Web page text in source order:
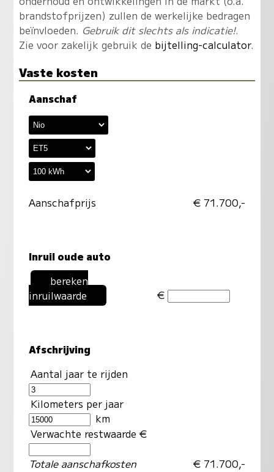
brandstofprijzen) zullen de werkelijke bedragen
beïnvloeden. Gebruik dit slechts als indicatie!.
Zie voor zakelijk gebruik de bijtelling-calculator.
Vaste kosten
Aanschaf
Aanschafprijs € 71.700,-
Inruil oude auto
bereken
inruilwaarde
€
Afschrijving
Aantal jaar te rijden
Kilometers per jaar
km
Verwachte restwaarde €
Totale aanschafkosten € 71.700,-